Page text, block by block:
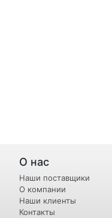
О нас
Наши поставщики
О компании
Наши клиенты
Контакты